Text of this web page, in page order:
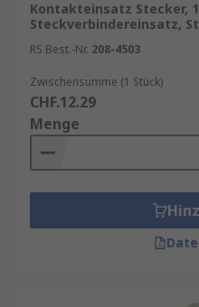
Kontakteinsatz Stecker,
Steckverbindereinsatz,
RS Best.-Nr. 208-4503
Zwischensumme (1 Stück)
CHF.12.29
Menge